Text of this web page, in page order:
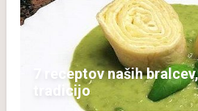
7 receptov naših
tradicijo